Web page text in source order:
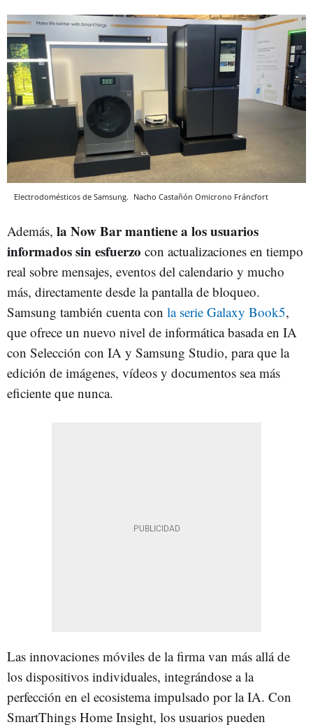
Electrodomésticos de Samsung. Nacho Castañón Omicrono Fráncfort
Además, la Now Bar mantiene a los usuarios
informados sin esfuerzo con actualizaciones en tiempo
real sobre mensajes, eventos del calendario y mucho
más, directamente desde la pantalla de bloqueo.
Samsung también cuenta con la serie Galaxy Book5,
que ofrece un nuevo nivel de informática basada en IA
con Selección con IA y Samsung Studio, para que la
edición de imágenes, vídeos y documentos sea más
eficiente que nunca.
Las innovaciones móviles de la firma van más allá de
los dispositivos individuales, integrándose a la
perfección en el ecosistema impulsado por la IA. Con
SmartThings Home Insight, los usuarios pueden